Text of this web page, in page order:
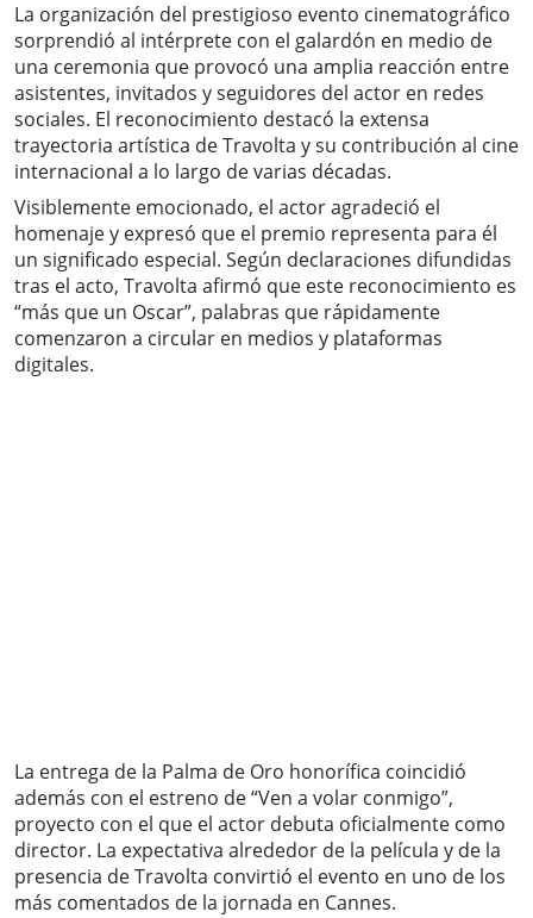
La organización del prestigioso evento cinematográfico
sorprendió al intérprete con el galardón en medio de
una ceremonia que provocó una amplia reacción entre
asistentes, invitados y seguidores del actor en redes
sociales. El reconocimiento destacó la extensa
trayectoria artística de Travolta y su contribución al cine
internacional a lo largo de varias décadas.
Visiblemente emocionado, el actor agradeció el
homenaje y expresó que el premio representa para él
un significado especial. Según declaraciones difundidas
tras el acto, Travolta afirmó que este reconocimiento es
“más que un Oscar”, palabras que rápidamente
comenzaron a circular en medios y plataformas
digitales.
La entrega de la Palma de Oro honorífica coincidió
además con el estreno de “Ven a volar conmigo”,
proyecto con el que el actor debuta oficialmente como
director. La expectativa alrededor de la película y de la
presencia de Travolta convirtió el evento en uno de los
más comentados de la jornada en Cannes.